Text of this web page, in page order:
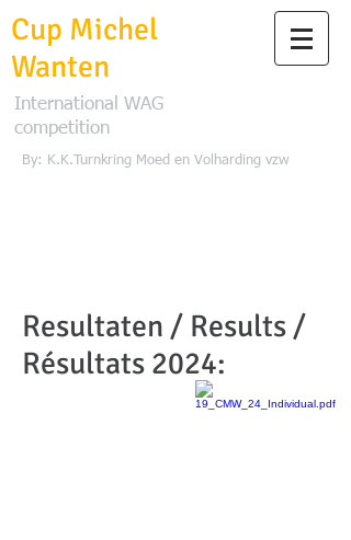
Cup Michel
Wanten
International WAG
competition
By: K.K.Turnkring Moed en Volharding vzw
Resultaten / Results /
Résultats 2024: